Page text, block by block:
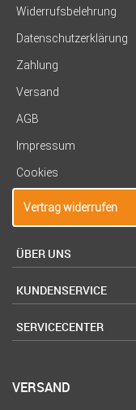
Widerrufsbelehrung
Datenschutzerklärung
Zahlung
Versand
AGB
Impressum
Cookies
Vertrag widerrufen
ÜBER UNS
KUNDENSERVICE
SERVICECENTER
VERSAND